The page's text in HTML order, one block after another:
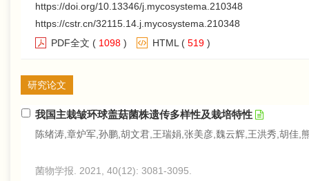
https://doi.org/10.13346/j.mycosystema.210348
https://cstr.cn/32115.14.j.mycosystema.210348
PDF全文 ( 1098 ) HTML ( 519 )
研究论文
我国主栽皱环球盖菇菌株遗传多样性及栽培特性
陈绪涛,章炉军,孙鹏,胡文君,王瑞娟,张美彦,魏云辉,王洪秀,胡佳,
菌物学报. 2021, 40(12): 3081-3095.